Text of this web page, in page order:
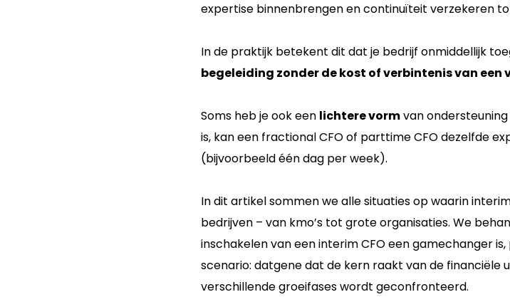
expertise binnenbrengen en continuïteit verzekeren
In de praktijk betekent dit dat je bedrijf onmiddellijk
begeleiding zonder de kost of verbintenis van een
Soms heb je ook een lichtere vormvan
is, kan een fractional CFO of parttime CFO dezelfde
(bijvoorbeeld één dag per week).
In dit artikel sommen we alle situaties op waarin
bedrijven – van kmo’s tot grote organisaties. We
inschakelen van een interim CFO een gamechanger
scenario: datgene dat de kern raakt van de financiële
verschillende groeifases wordt geconfronteerd.